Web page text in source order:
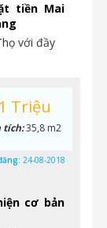
tiền Mai
với đầy
cơ bản
Triệu
tích:35,8 m2
24-08-2018